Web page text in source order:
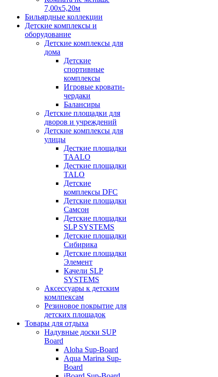
7,00х5,20м
Бильярдные коллекции
Детские комплексы и
оборудование
Детские комплексы для
дома
Детские
спортивные
комплексы
Игровые кровати-
чердаки
Балансиры
Детские площадки для
дворов и учреждений
Детские комплексы для
улицы
Десткие площадки
TAALO
Десткие площадки
TALO
Детские
комплексы DFC
Детские площадки
Самсон
Детские площадки
SLP SYSTEMS
Детские площадки
Сибирика
Детские площадки
Элемент
Качели SLP
SYSTEMS
Аксессуары к детским
комлпексам
Резиновое покрытие для
детских площадок
Товары для отдыха
Надувные доски SUP
Board
Aloha Sup-Board
Aqua Marina Sup-
Board